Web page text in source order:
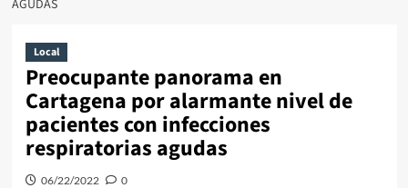
AGUDAS
Local
Preocupante panorama en
Cartagena por alarmante nivel de
pacientes con infecciones
respiratorias agudas
06/22/2022 0